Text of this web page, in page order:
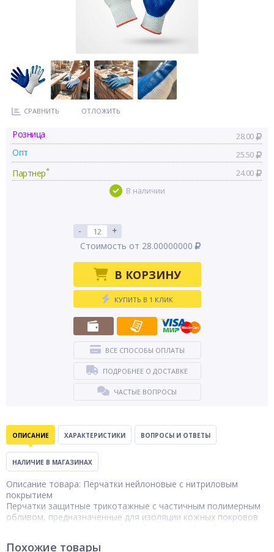
СРАВНИТЬ ОТЛОЖИТЬ
Розница 28.00
Опт 25.50
Партнер* 24.00
В наличии
-
+
Стоимость от 28.00000000
В КОРЗИНУ
КУПИТЬ В 1 КЛИК
ВСЕ СПОСОБЫ ОПЛАТЫ
ПОДРОБНЕЕ О ДОСТАВКЕ
ЧАСТЫЕ ВОПРОСЫ
ОПИСАНИЕ ХАРАКТЕРИСТИКИ ВОПРОСЫ И ОТВЕТЫ
НАЛИЧИЕ В МАГАЗИНАХ
Описание товара: Перчатки нейлоновые с нитриловым
покрытием
Перчатки защитные трикотажные с частичным полимерным
обливом, предназначенные для изоляции кожных покровов
Похожие товары